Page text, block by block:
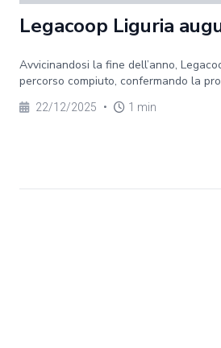
Legacoop Liguria
Avvicinandosi la fine dell’anno,
percorso compiuto, confermando la
22/12/2025 • 1 min